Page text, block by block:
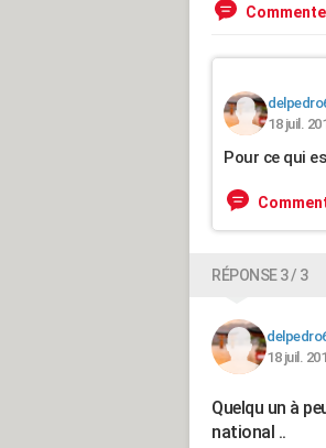
18 juil.
Pour ce qui
RÉPONSE 3 / 3
18 juil.
Quelqu un à
national ..